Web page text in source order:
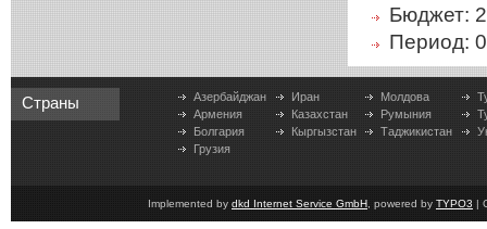
Бюджет:
Период:
Страны
Азербайджан
Армения
Болгария
Грузия
Иран
Казахстан
Кыргызстан
Молдова
Румыния
Таджикистан
Implemented by dkd Internet Service GmbH , powered by TYPO3 |